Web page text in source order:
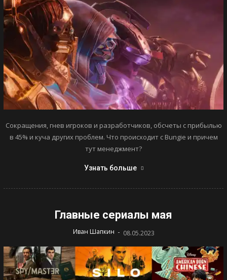
Сокращения, гнев игроков и разработчиков, обсчеты с прибылью
в 45% и куча других проблем. Что происходит с Bungie и причем
тут менеджмент?
Узнать больше
Главные сериалы мая
Иван Шапкин - 08.05.2023